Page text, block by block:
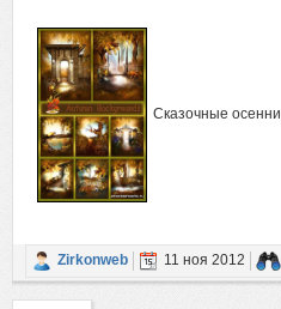
Сказочные
Zirkonweb 11 ноя 2012